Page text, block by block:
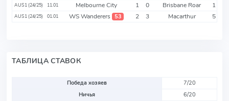
AUS1 (24/25) 11.01 Melbourne City 1 0 Brisbane Roar 1
AUS1 (24/25) 01.01 WS Wanderers 53 2 3 Macarthur 5
ТАБЛИЦА СТАВОК
Победа хозяев
7/20
Ничья
6/20